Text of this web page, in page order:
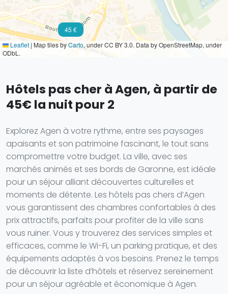
45 €
Leaflet | Map tiles byCarto, under CC BY 3.0. Data by OpenStreetMap, under
ODbL.
Hôtels pas cher à Agen, à partir de
45€ la nuit pour 2
Explorez Agen à votre rythme, entre ses paysages
apaisants et son patrimoine fascinant, le tout sans
compromettre votre budget. La ville, avec ses
marchés animés et ses bords de Garonne, est idéale
pour un séjour alliant découvertes culturelles et
moments de détente. Les hôtels pas chers d’Agen
vous garantissent des chambres confortables à des
prix attractifs, parfaits pour profiter de la ville sans
vous ruiner. Vous y trouverez des services simples et
efficaces, comme le Wi-Fi, un parking pratique, et des
équipements adaptés à vos besoins. Prenez le temps
de découvrir la liste d’hôtels et réservez sereinement
pour un séjour agréable et économique à Agen.